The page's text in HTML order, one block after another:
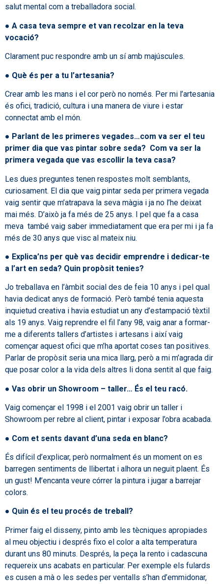
salut mental com a treballadora social.
● A casa teva sempre et van recolzar en la teva
vocació?
Clarament puc respondre amb un sí amb majúscules.
● Què és per a tu l’artesania?
Crear amb les mans i el cor però no només. Per mi l’artesania
és ofici, tradició, cultura i una manera de viure i estar
connectat amb el món.
● Parlant de les primeres vegades…com va ser el teu
primer dia que vas pintar sobre seda? Com va ser la
primera vegada que vas escollir la teva casa?
Les dues preguntes tenen respostes molt semblants,
curiosament. El dia que vaig pintar seda per primera vegada
vaig sentir que m’atrapava la seva màgia i ja no l’he deixat
mai més. D’això ja fa més de 25 anys. I pel que fa a casa
meva també vaig saber immediatament que era per mi i ja fa
més de 30 anys que visc al mateix niu.
● Explica’ns per què vas decidir emprendre i dedicar-te
a l’art en seda? Quin propòsit tenies?
Jo treballava en l’àmbit social des de feia 10 anys i pel qual
havia dedicat anys de formació. Però també tenia aquesta
inquietud creativa i havia estudiat un any d’estampació tèxtil
als 19 anys. Vaig reprendre el fil l’any 98, vaig anar a formar-
me a diferents tallers d’artistes i artesans i així vaig
començar aquest ofici que m’ha aportat coses tan positives.
Parlar de propòsit seria una mica llarg, però a mi m’agrada dir
que posar color a la vida dels altres li dona sentit al que faig.
● Vas obrir un Showroom – taller… És el teu racó.
Vaig començar el 1998 i el 2001 vaig obrir un taller i
Showroom per rebre al client, pintar i exposar l’obra acabada.
● Com et sents davant d’una seda en blanc?
És difícil d’explicar, però normalment és un moment on es
barregen sentiments de llibertat i alhora un neguit plaent. És
un gust! M’encanta veure córrer la pintura i jugar a barrejar
colors.
● Quin és el teu procés de treball?
Primer faig el disseny, pinto amb les tècniques apropiades
al meu objectiu i després fixo el color a alta temperatura
durant uns 80 minuts. Després, la peça la rento i cadascuna
requereix uns acabats en particular. Per exemple els fulards
es cusen a mà o les sedes per ventalls s’han d’emmidonar,